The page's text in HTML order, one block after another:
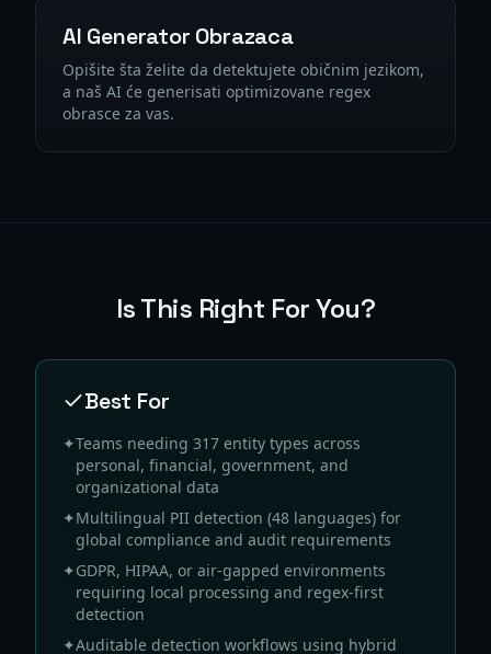
AI Generator Obrazaca
Opišite šta želite da detektujete običnim jezikom,
a naš AI će generisati optimizovane regex
obrasce za vas.
Is This Right For You?
Best For
✦Teams needing 317 entity types across
personal, financial, government, and
organizational data
✦Multilingual PII detection (48 languages) for
global compliance and audit requirements
✦GDPR, HIPAA, or air-gapped environments
requiring local processing and regex-first
detection
✦Auditable detection workflows using hybrid